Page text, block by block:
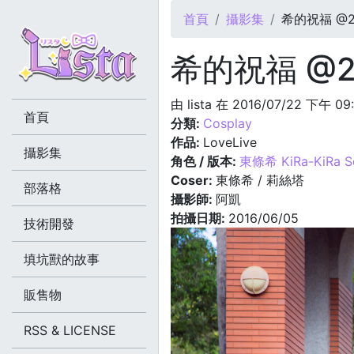
您在這裡
首頁 攝影集 希的祝福
希的祝福
由 lista 在 2016/07/22 下午
分類: Cosplay
作品: LoveLive
角色 / 版本: 東條希 KiRa-KiRa
Coser: 東條希 / 莉絲塔
攝影師: 阿凱
拍攝日期: 2016/06/05
首頁
攝影集
部落格
技術開發
填坑獸的故事
販售物
RSS & LICENSE